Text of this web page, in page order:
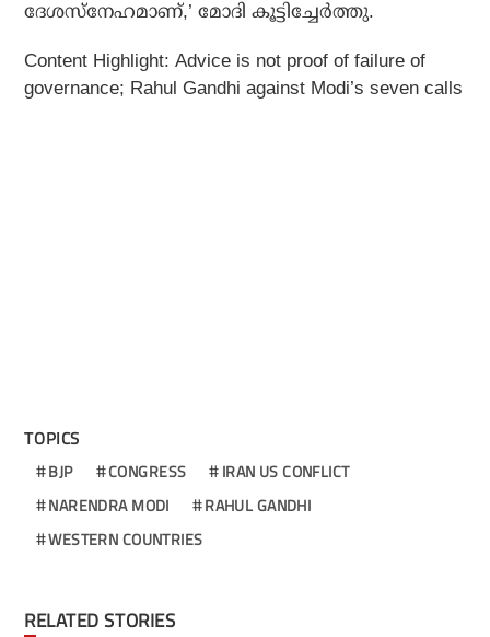
ദേശസ്നേഹമാണ്,’ മോദി കൂട്ടിച്ചേര്‍ത്തു.
Content Highlight: Advice is not proof of failure of
governance; Rahul Gandhi against Modi’s seven calls
TOPICS
BJP CONGRESS
IRAN US CONFLICT
NARENDRA MODI
RAHUL GANDHI
WESTERN COUNTRIES
RELATED STORIES